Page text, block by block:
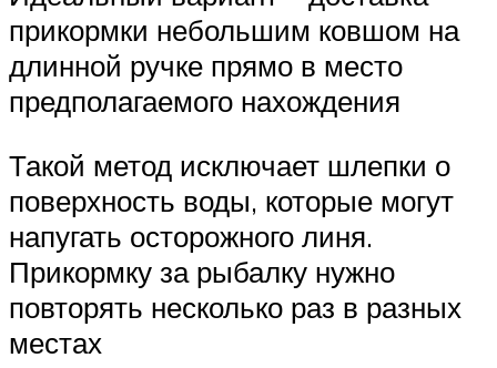
прикормки небольшим ковшом на
длинной ручке прямо в место
предполагаемого нахождения
Такой метод исключает шлепки о
поверхность воды, которые могут
напугать осторожного линя.
Прикормку за рыбалку нужно
повторять несколько раз в разных
местах